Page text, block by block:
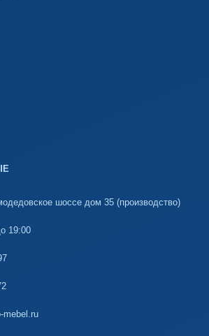
шоссе дом 35 (производство)
19:00
mebel.ru